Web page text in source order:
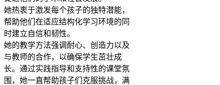
她热衷于激发每个孩子的独特潜能，
帮助他们在适应结构化学习环境的同
时建立自信和韧性。
她的教学方法强调耐心、创造力以及
与教师的合作，以确保学生茁壮成
长。通过实践指导和支持性的课堂氛
围，她一直帮助孩子们克服挑战，满